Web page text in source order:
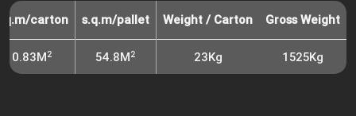
Gross Weight
Weight / Carton
s.q.m/pallet
carton
1525Kg
23Kg
54.8M2
0.83M2